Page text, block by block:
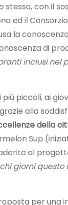
stesso, con il
ed il
la
di
inclusi nel
piccoli, ai
alla
della
Sup
al
giorni
per una